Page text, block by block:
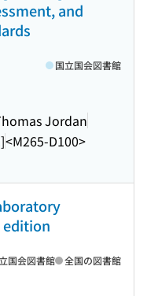
and
Jordan
<M265-D100>
国立国会図書館
edition
国会図書館 全国の図書館